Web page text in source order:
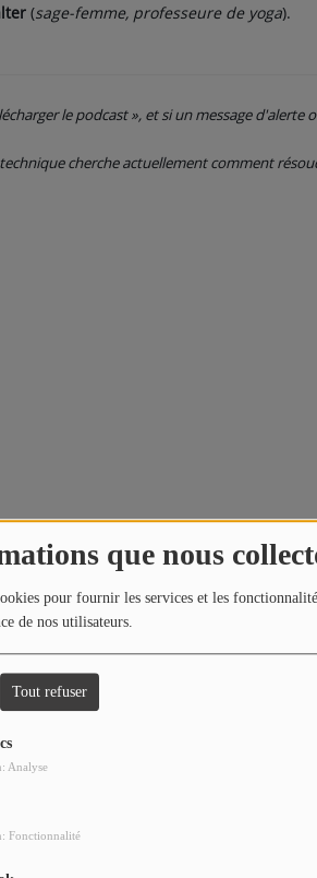
que nous
pour fournir les services et les
de nos utilisateurs.
Tout refuser
Analyse
Fonctionnalité
(sage-femme, professeure de yoga).
le podcast », et si un message d'alerte
cherche actuellement comment